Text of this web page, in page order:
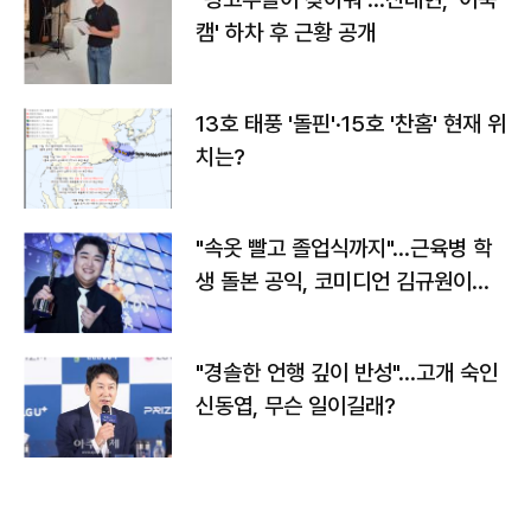
캠' 하차 후 근황 공개
13호 태풍 '돌핀'·15호 '찬홈' 현재 위
치는?
"속옷 빨고 졸업식까지"…근육병 학
생 돌본 공익, 코미디언 김규원이었
"경솔한 언행 깊이 반성"…고개 숙인
신동엽, 무슨 일이길래?